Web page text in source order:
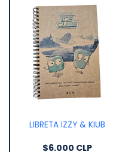
LIBRETA IZZY & KIUB
$6.000 CLP